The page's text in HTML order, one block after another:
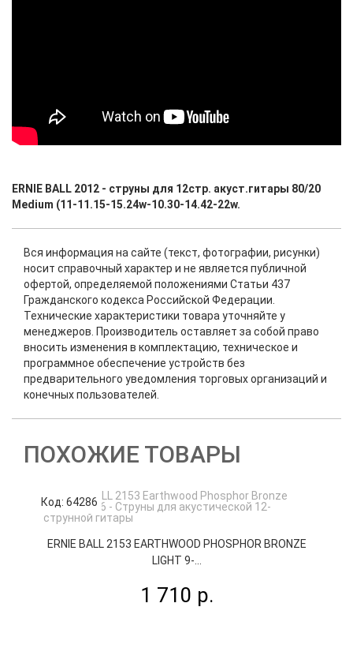
ERNIE BALL 2012 - струны для 12стр. акуст.гитары 80/20
Medium (11-11.15-15.24w-10.30-14.42-22w.
Вся информация на сайте (текст, фотографии, рисунки)
носит справочный характер и не является публичной
офертой, определяемой положениями Статьи 437
Гражданского кодекса Российской Федерации.
Технические характеристики товара уточняйте у
менеджеров. Производитель оставляет за собой право
вносить изменения в комплектацию, техническое и
программное обеспечение устройств без
предварительного уведомления торговых организаций и
конечных пользователей.
ПОХОЖИЕ ТОВАРЫ
Код: 64286
ERNIE BALL 2153 EARTHWOOD PHOSPHOR BRONZE
LIGHT 9-...
1 710 р.